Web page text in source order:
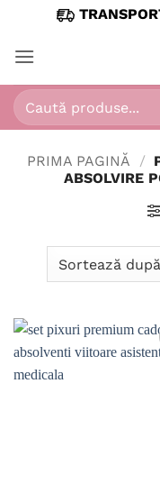
content
Caută
după:
PRIMA PAGINĂ /
ABSOLVIRE